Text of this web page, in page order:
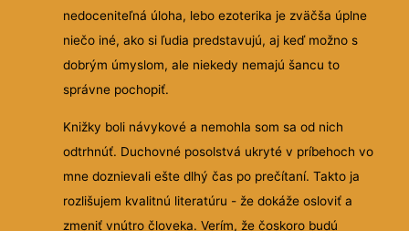
nedoceniteľná úloha, lebo ezoterika je zväčša úplne
niečo iné, ako si ľudia predstavujú, aj keď možno s
dobrým úmyslom, ale niekedy nemajú šancu to
správne pochopiť.
Knižky boli návykové a nemohla som sa od nich
odtrhnúť. Duchovné posolstvá ukryté v príbehoch vo
mne doznievali ešte dlhý čas po prečítaní. Takto ja
rozlišujem kvalitnú literatúru - že dokáže osloviť a
zmeniť vnútro človeka. Verím, že čoskoro budú